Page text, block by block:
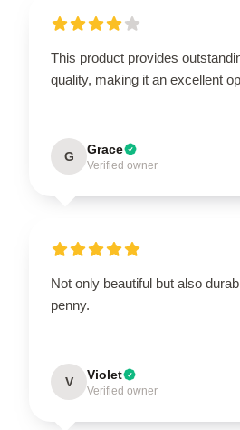
This product provides
quality, making it an excellent
G Grace
Verified owner
Not only beautiful but also
penny.
V Violet
Verified owner